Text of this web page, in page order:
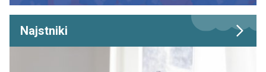
Najstniki